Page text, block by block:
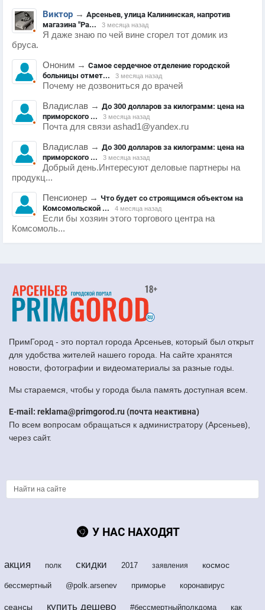
Виктор → Арсеньев, улица Калининская, напротив
магазина "Ра...
3 месяца назад
Я даже знаю по чей вине сгорел тот домик из
бруса.
Ононим → Самое сердечное отделение городской
больницы отмет...
3 месяца назад
Почему не дозвониться до врачей
Владислав → До 300 долларов за килограмм: цена на
приморского ...
3 месяца назад
Почта для связи ashad1@yandex.ru
Владислав → До 300 долларов за килограмм: цена на
приморского ...
3 месяца назад
Добрый день.Интересуют деловые партнеры на
продукц...
Пенсионер → Что будет со строящимся объектом на
Комсомольской ...
4 месяца назад
Если бы хозяин этого торгового центра на
Комсомоль...
ПримГород - это портал города Арсеньев, который был открыт
для удобства жителей нашего города. На сайте хранятся
новости, фотографии и видеоматериалы за разные годы.
Мы стараемся, чтобы у города была память доступная всем.
E-mail: reklama@primgorod.ru (почта неактивна)
По всем вопросам обращаться к администратору (Арсеньев),
через сайт.
У НАС НАХОДЯТ
акция полк скидки 2017 заявления космос
бессмертный @polk.arsenev приморье коронавирус
сеансы купить дешево #бессмертныйполкдома как